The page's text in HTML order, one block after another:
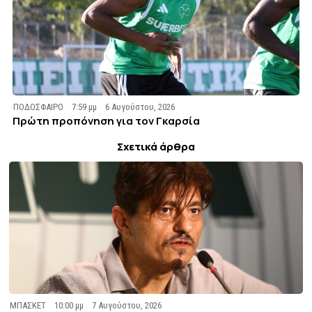
ΠΟΔΟΣΦΑΙΡΟ 7:59 μμ 6 Αυγούστου, 2026
Πρώτη προπόνηση για τον Γκαρσία
Σχετικά άρθρα
ΜΠΑΣΚΕΤ 10:00 μμ 7 Αυγούστου, 2026